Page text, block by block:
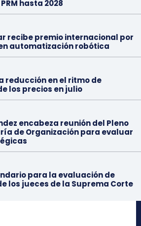
hasta 2028
recibe premio internacional por
automatización robótica
reducción en el ritmo de
los precios en julio
encabeza reunión del Pleno
de Organización para evaluar
para la evaluación de
los jueces de la Suprema Corte